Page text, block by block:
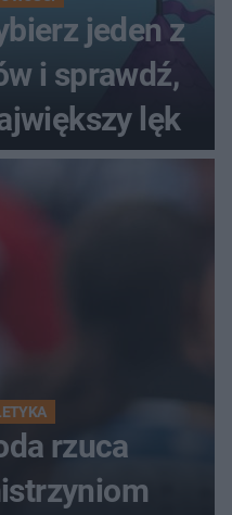
jeden z
i sprawdź,
lęk
rzuca